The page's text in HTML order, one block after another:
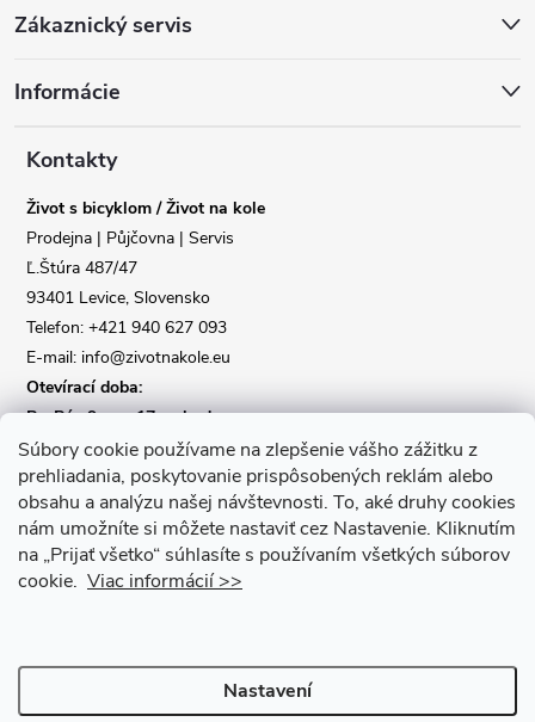
Súbory cookie používame na zlepšenie vášho zážitku z
prehliadania, poskytovanie prispôsobených reklám alebo
obsahu a analýzu našej návštevnosti. To, aké druhy cookies
nám umožníte si môžete nastaviť cez Nastavenie. Kliknutím
na „Prijať všetko“ súhlasíte s používaním všetkých súborov
cookie. Viac informácií >>
Nastavení
p
Zákaznický servis
Informácie
Kontakty
Život s bicyklom / Život na kole
Prodejna | Půjčovna | Servis
Ľ.Štúra 487/47
93401 Levice, Slovensko
Telefon: +421 940 627 093
E-mail: info@zivotnakole.eu
Otevírací doba:
Po-Pá : 9,oo - 17,oo hod
So : 9,oo - 12,oo | Ne : Zavřeno
Kontaktní formulář
Copyright 2026Život na kole. Všechna práva vyhrazena.Upravit